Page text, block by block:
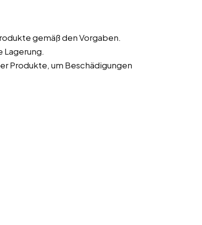
gemäß den Vorgaben.
Lagerung.
Produkte, um Beschädigungen